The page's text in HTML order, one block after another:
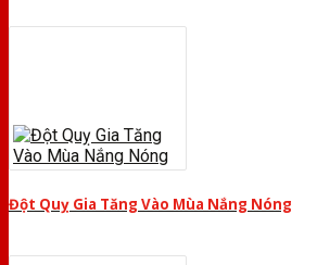
Đột Quỵ Gia Tăng Vào Mùa Nắng Nóng